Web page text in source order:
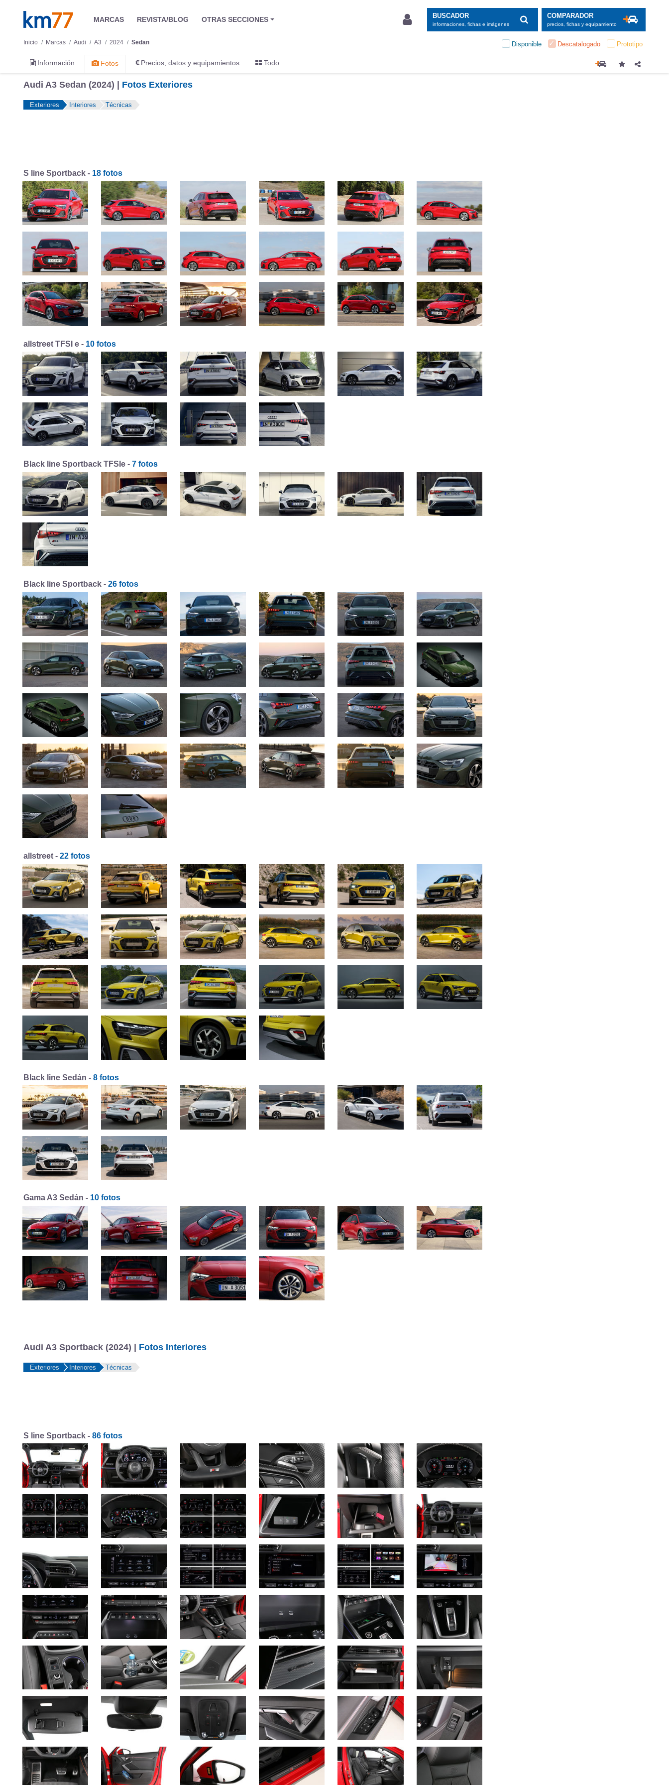
MARCAS REVISTA/BLOG OTRAS SECCIONES BUSCADOR
informaciones, fichas e imágenes
COMPARADOR
precios, fichas y equipamiento
Inicio Marcas Audi A3 2024 Sedan Disponible Descatalogado Prototipo
Información Fotos Precios, datos y equipamientos Todo
Audi A3 Sedan (2024) | Fotos Exteriores
Exteriores Interiores Técnicas
S line Sportback - 18 fotos
allstreet TFSI e - 10 fotos
Black line Sportback TFSIe - 7 fotos
Black line Sportback - 26 fotos
allstreet - 22 fotos
Black line Sedán - 8 fotos
Gama A3 Sedán - 10 fotos
Audi A3 Sportback (2024) | Fotos Interiores
Exteriores Interiores Técnicas
S line Sportback - 86 fotos